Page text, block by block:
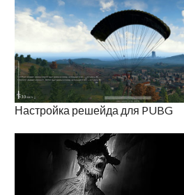
Настройка решейда для PUBG